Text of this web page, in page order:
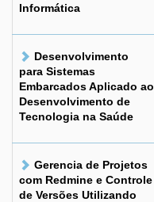
Informática
Desenvolvimento
para Sistemas
Embarcados Aplicado ao
Desenvolvimento de
Tecnologia na Saúde
Gerencia de Projetos
com Redmine e Controle
de Versões Utilizando